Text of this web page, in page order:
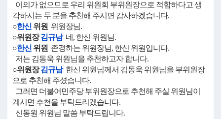
이의가 없으므로 우리 위원회 부위원장으로 적합하다고 생
각하시는 두 분을 추천해 주시면 감사하겠습니다.
○한신 위원 위원장님.
○위원장김규남네, 한신 위원님.
○한신 위원 존경하는 위원장님, 한신 위원입니다.
저는 김동욱 위원님을 추천하고자 합니다.
○위원장김규남한신 위원님께서 김동욱 위원님을 부위원장
으로 추천해 주셨습니다.
그러면 더불어민주당 부위원장으로 추천해 주실 위원님이
계시면 추천을 부탁드리겠습니다.
신동원 위원님 말씀 부탁드립니다.